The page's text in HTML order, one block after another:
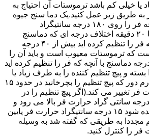
یا خیلی کم باشد ترموستات آن احتیاج به
به طریق زیر عمل کنید.یک دما سنج جیوه
ای در فر گذاشته و درجه فر را روی ۱۸۰ درجه سانتیگراد
بگذارید،اگر پس از ۱۰ تا ۲۰ دقیقه اختلاف درجه ای که دماسنج
نشان می دهد با آنچه که فر را تنظیم کرده اید بیش از ۴۰ درجه
که ترموستات معیوب است و باید آن را
دماسنج با آنچه که فر را تنظیم کرده اید
و پیچ تنظیم کننده را به طرف زیاد یا
کم بچرخانید.هر یک چهارم دور که پیچ تنظیم را بچرخانید در حدود ۱۵
تغییر می کند.(اگر پیچ تنظیم را در
جهت زیاد بچرخانید ۱۵ درجه سانتی گراد حرارت فر بالا می رود و
اگر در جهت کم چرخانیده شود ۱۵ درجه سانتیگراد حرارت فر پایین
مجددا به طریقی که گفته شد به وسیله
را کنترل کنید.